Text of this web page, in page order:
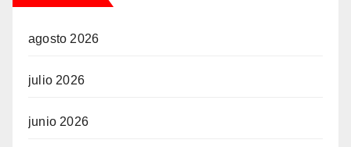
agosto 2026
julio 2026
junio 2026